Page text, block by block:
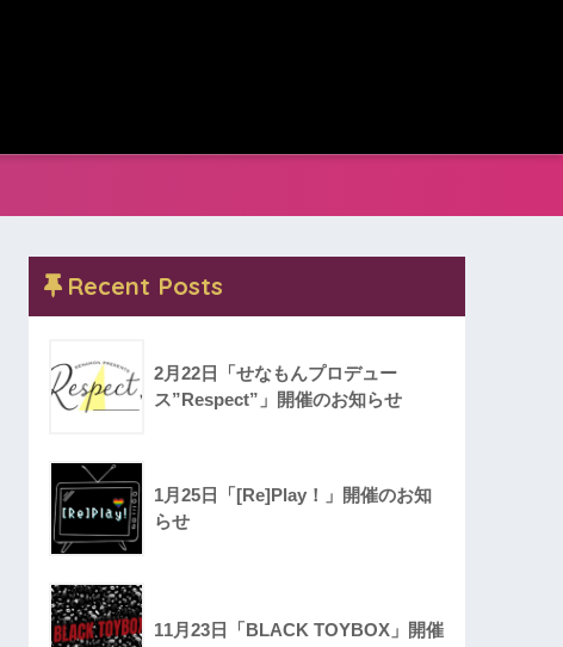
Recent Posts
2月22日「せなもんプロデュー
ス”Respect”」開催のお知らせ
1月25日「[Re]Play！」開催のお知
らせ
11月23日「BLACK TOYBOX」開催